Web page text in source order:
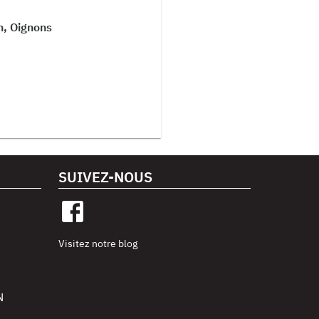
Oignons
SUIVEZ-NOUS
Visitez notre blog